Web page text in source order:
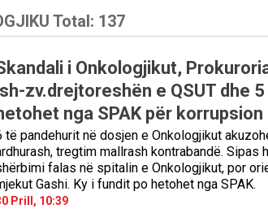
Total: 137
i Onkologjikut,
zv.drejtoreshën e QSUT dhe
nga SPAK për korrupsion
të pandehurit në dosjen e Onkologjikut
tregtim mallrash kontrabandë. Sipas
falas në spitalin e Onkologjikut, por
Gashi. Ky i fundit po hetohet nga SPAK.
Prill, 10:39